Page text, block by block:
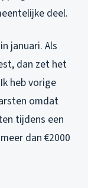
deel.
januari. Als
dan zet het
heb vorige
omdat
tijdens een
dan €2000